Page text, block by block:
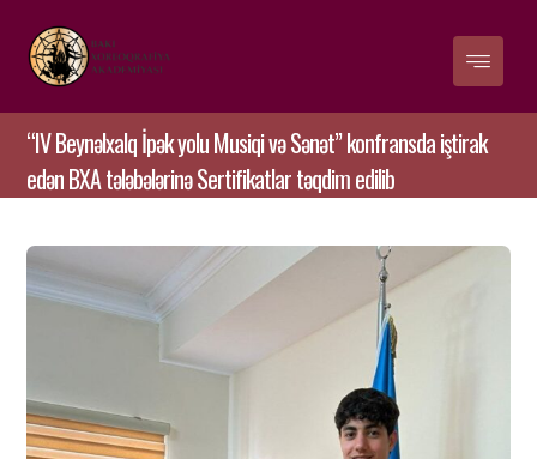
“IV Beynəlxalq İpək yolu Musiqi və Sənət” konfransda iştirak
edən BXA tələbələrinə Sertifikatlar təqdim edilib